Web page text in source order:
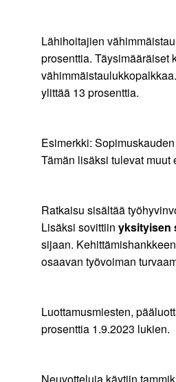
Lähihoitajien
prosenttia.
ylittää 13 prosenttia.
Esimerkki:
Tämän lisäksi tulevat
Ratkaisu sisältää
Lisäksi sovittiin yksityisen
sijaan.
osaavan työvoiman
Luottamusmiesten,
prosenttia 1.9.2023 lukien.